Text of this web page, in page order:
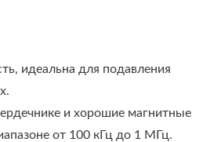
идеальна для подавления
и хорошие магнитные
от 100 кГц до 1 МГц.